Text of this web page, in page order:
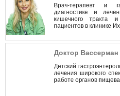
Врач-терапевт и
диагностике и
кишечного тракта
пациентов в клинике
Доктор
Детский
лечения широкого
работе органов